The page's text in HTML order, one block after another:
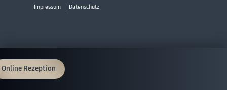
Online Rezeption
Impressum Datenschutz